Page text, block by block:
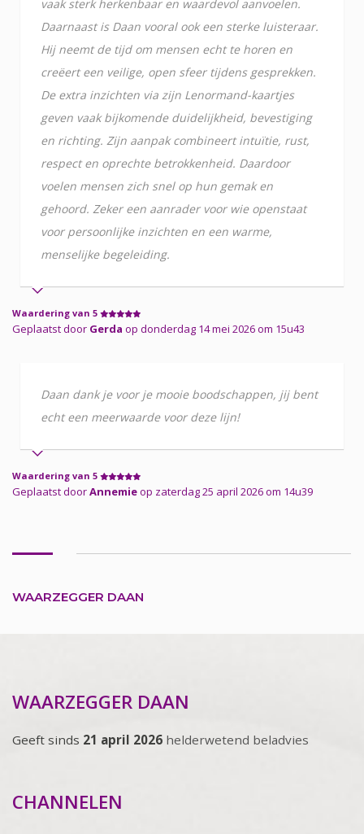
vaak sterk herkenbaar en waardevol aanvoelen.
Daarnaast is Daan vooral ook een sterke luisteraar.
Hij neemt de tijd om mensen echt te horen en
creëert een veilige, open sfeer tijdens gesprekken.
De extra inzichten via zijn Lenormand-kaartjes
geven vaak bijkomende duidelijkheid, bevestiging
en richting. Zijn aanpak combineert intuïtie, rust,
respect en oprechte betrokkenheid. Daardoor
voelen mensen zich snel op hun gemak en
gehoord. Zeker een aanrader voor wie openstaat
voor persoonlijke inzichten en een warme,
menselijke begeleiding.
Waardering van 5
Geplaatst door Gerda op donderdag 14 mei 2026 om 15u43
Daan dank je voor je mooie boodschappen, jij bent
echt een meerwaarde voor deze lijn!
Waardering van 5
Geplaatst doorAnnemieop zaterdag 25 april 2026 om 14u39
WAARZEGGER DAAN
WAARZEGGER DAAN
Geeft sinds 21 april 2026 helderwetend beladvies
CHANNELEN